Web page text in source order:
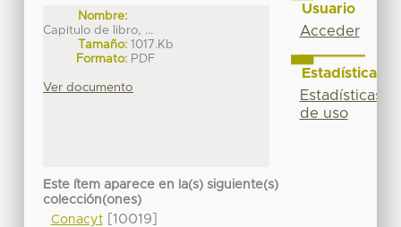
Nombre:
Capitulo de libro, ...
Tamaño: 1017.Kb
Formato: PDF
Ver documento
Este ítem aparece en la(s) siguiente(s)
colección(ones)
Conacyt[10019]
Usuario
Acceder
Estadísticas
Estadísticas
de uso